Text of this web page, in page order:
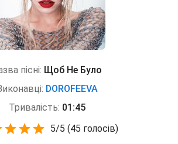
пісні: Щоб Не Було
DOROFEEVA
Тривалість: 01:45
5/5 (45 голосів)